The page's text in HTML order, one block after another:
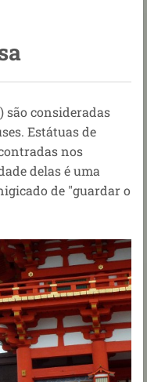
são consideradas
Estátuas de
nos
delas é uma
de "guardar o